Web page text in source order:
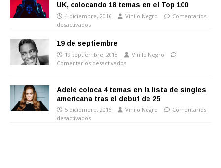
UK, colocando 18 temas en el Top 100
4 diciembre, 2016 Vinilo Negro
Comentarios
desactivados
19 de septiembre
19 septiembre, 2018
Vinilo Negro
Comentarios desactivados
Adele coloca 4 temas en la lista de singles
americana tras el debut de 25
5 diciembre, 2015 Vinilo Negro
Comentarios
desactivados